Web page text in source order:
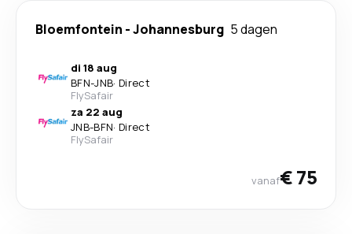
Bloemfontein -Johannesburg 5 dagen
di 18 aug
BFN-JNB· Direct
FlySafair
za 22 aug
JNB-BFN· Direct
FlySafair
vanaf€ 75